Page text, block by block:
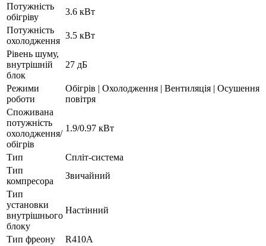
Потужність
обігріву
3.6 кВт
Потужність
охолодження
3.5 кВт
Рівень шуму,
внутрішній
блок
27 дБ
Режими
роботи
Обігрів | Охолодження | Вентиляція | Осушення
повітря
Споживана
потужність
охолодження/
обігрів
1.9/0.97 кВт
Тип
Спліт-система
Тип
компресора
Звичайний
Тип
установки
внутрішнього
блоку
Настінний
Тип фреону R410А